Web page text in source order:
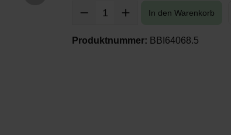
In den Warenkorb
Produktnummer: BBI64068.5